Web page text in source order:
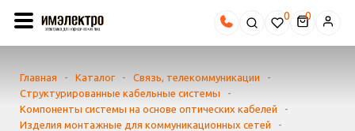
0
Главная - Каталог - Связь, телекоммуникации
-
Структурированные кабельные системы
-
Компоненты системы на основе оптических кабелей
-
Изделия монтажные для коммуникационных сетей
-